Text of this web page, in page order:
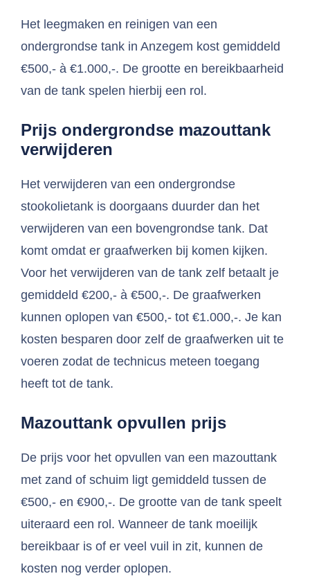
Het leegmaken en reinigen van een
ondergrondse tank in Anzegem kost gemiddeld
€500,- à €1.000,-. De grootte en bereikbaarheid
van de tank spelen hierbij een rol.
Prijs ondergrondse mazouttank
verwijderen
Het verwijderen van een ondergrondse
stookolietank is doorgaans duurder dan het
verwijderen van een bovengrondse tank. Dat
komt omdat er graafwerken bij komen kijken.
Voor het verwijderen van de tank zelf betaalt je
gemiddeld €200,- à €500,-. De graafwerken
kunnen oplopen van €500,- tot €1.000,-. Je kan
kosten besparen door zelf de graafwerken uit te
voeren zodat de technicus meteen toegang
heeft tot de tank.
Mazouttank opvullen prijs
De prijs voor het opvullen van een mazouttank
met zand of schuim ligt gemiddeld tussen de
€500,- en €900,-. De grootte van de tank speelt
uiteraard een rol. Wanneer de tank moeilijk
bereikbaar is of er veel vuil in zit, kunnen de
kosten nog verder oplopen.